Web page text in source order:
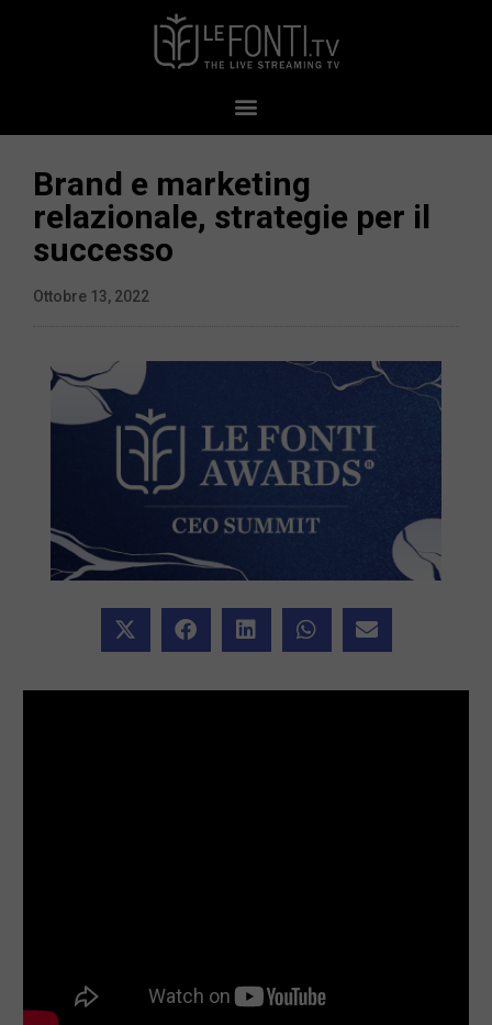
Brand e marketing
relazionale, strategie per il
successo
Ottobre 13, 2022